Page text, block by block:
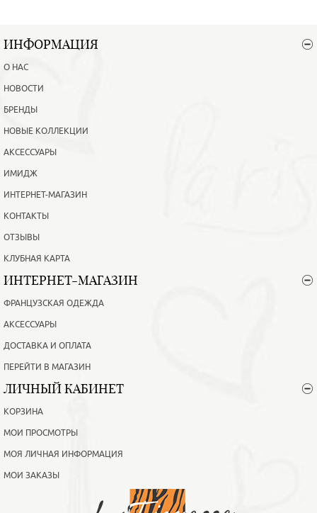
ИНФОРМАЦИЯ
О НАС
НОВОСТИ
БРЕНДЫ
НОВЫЕ КОЛЛЕКЦИИ
АКСЕССУАРЫ
ИМИДЖ
ИНТЕРНЕТ-МАГАЗИН
КОНТАКТЫ
ОТЗЫВЫ
КЛУБНАЯ КАРТА
ИНТЕРНЕТ-МАГАЗИН
ФРАНЦУЗСКАЯ ОДЕЖДА
АКСЕССУАРЫ
ДОСТАВКА И ОПЛАТА
ПЕРЕЙТИ В МАГАЗИН
ЛИЧНЫЙ КАБИНЕТ
КОРЗИНА
МОИ ПРОСМОТРЫ
МОЯ ЛИЧНАЯ ИНФОРМАЦИЯ
МОИ ЗАКАЗЫ